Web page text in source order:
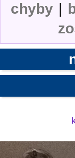
chyby |